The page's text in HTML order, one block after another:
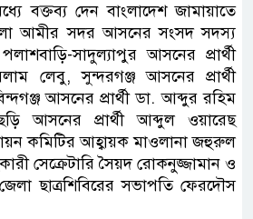
বক্তব্য দেন বাংলাদেশ জামায়াতে
আমীর সদর আসনের সংসদ সদস্য
সাদুল্যাপুর আসনের প্রার্থী
লেবু, সুন্দরগঞ্জ আসনের প্রার্থী
আসনের প্রার্থী ডা. আব্দুর রহিম
আসনের প্রার্থী আব্দুল ওয়ারেছ
কমিটির আহ্বায়ক মাওলানা জহুরুল
সেক্রেটারি সৈয়দ রোকনুজ্জামান ও
ছাত্রশিবিরের সভাপতি ফেরদৌস